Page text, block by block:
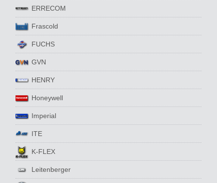
ERRECOM
Frascold
FUCHS
GVN
HENRY
Honeywell
Imperial
ITE
K-FLEX
Leitenberger